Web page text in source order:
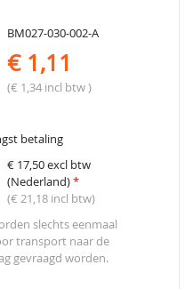
BM027-030-002-A
€ 1,11
(€ 1,34 incl btw )
betaling
€ 17,50 excl btw
(Nederland)*
(€ 21,18 incl btw)
slechts eenmaal
transport naar de
gevraagd worden.